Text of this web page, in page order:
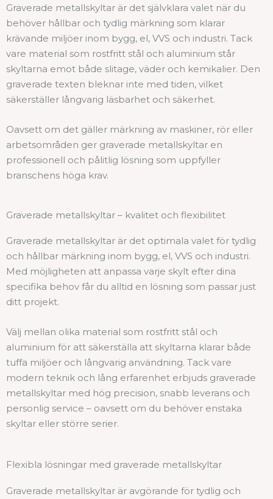
Graverade metallskyltar är det självklara valet när du
behöver hållbar och tydlig märkning som klarar
krävande miljöer inom bygg, el, VVS och industri. Tack
vare material som rostfritt stål och aluminium står
skyltarna emot både slitage, väder och kemikalier. Den
graverade texten bleknar inte med tiden, vilket
säkerställer långvarig läsbarhet och säkerhet.
Oavsett om det gäller märkning av maskiner, rör eller
arbetsområden ger graverade metallskyltar en
professionell och pålitlig lösning som uppfyller
branschens höga krav.
Graverade metallskyltar – kvalitet och flexibilitet
Graverade metallskyltar är det optimala valet för tydlig
och hållbar märkning inom bygg, el, VVS och industri.
Med möjligheten att anpassa varje skylt efter dina
specifika behov får du alltid en lösning som passar just
ditt projekt.
Välj mellan olika material som rostfritt stål och
aluminium för att säkerställa att skyltarna klarar både
tuffa miljöer och långvarig användning. Tack vare
modern teknik och lång erfarenhet erbjuds graverade
metallskyltar med hög precision, snabb leverans och
personlig service – oavsett om du behöver enstaka
skyltar eller större serier.
Flexibla lösningar med graverade metallskyltar
Graverade metallskyltar är avgörande för tydlig och